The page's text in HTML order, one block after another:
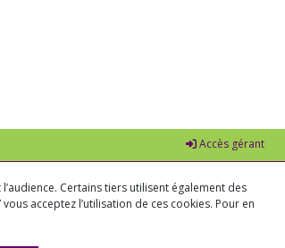
Accès gérant
Certains tiers utilisent également des
acceptez l’utilisation de ces cookies. Pour en